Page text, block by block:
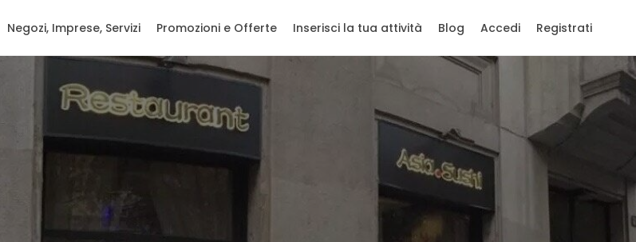
Negozi, Imprese, Servizi Promozioni e Offerte Inserisci la tua attività Blog Accedi Registrati